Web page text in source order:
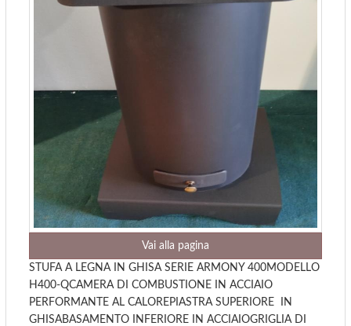
Vai alla pagina
STUFA A LEGNA IN GHISA SERIE ARMONY 400MODELLO
H400-QCAMERA DI COMBUSTIONE IN ACCIAIO
PERFORMANTE AL CALOREPIASTRA SUPERIORE IN
GHISABASAMENTO INFERIORE IN ACCIAIOGRIGLIA DI